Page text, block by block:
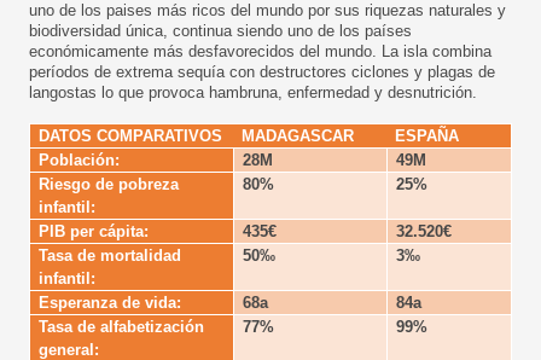
uno de los paises más ricos del mundo por sus riquezas naturales y
biodiversidad única, continua siendo uno de los países
económicamente más desfavorecidos del mundo. La isla combina
períodos de extrema sequía con destructores ciclones y plagas de
langostas lo que provoca hambruna, enfermedad y desnutrición.
DATOS COMPARATIVOS MADAGASCAR
ESPAÑA
Población:
28M
49M
Riesgo de pobreza
infantil:
80% 25%
PIB per cápita: 435€
32.520€
Tasa de mortalidad
infantil:
50‰ 3‰
Esperanza de vida: 68a
84a
Tasa de alfabetización
general:
77% 99%